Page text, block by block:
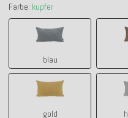
Farbe: kupfer
blau
blau
gold
gold